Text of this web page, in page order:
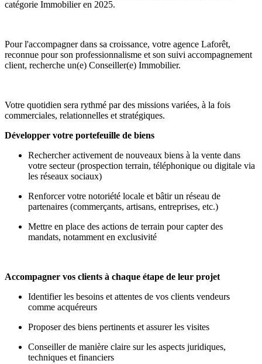
catégorie Immobilier en 2025.
Pour l'accompagner dans sa croissance, votre agence Laforêt,
reconnue pour son professionnalisme et son suivi accompagnement
client, recherche un(e) Conseiller(e) Immobilier.
Votre quotidien sera rythmé par des missions variées, à la fois
commerciales, relationnelles et stratégiques.
Développer votre portefeuille de biens
Rechercher activement de nouveaux biens à la vente dans
votre secteur (prospection terrain, téléphonique ou digitale via
les réseaux sociaux)
Renforcer votre notoriété locale et bâtir un réseau de
partenaires (commerçants, artisans, entreprises, etc.)
Mettre en place des actions de terrain pour capter des
mandats, notamment en exclusivité
Accompagner vos clients à chaque étape de leur projet
Identifier les besoins et attentes de vos clients vendeurs
comme acquéreurs
Proposer des biens pertinents et assurer les visites
Conseiller de manière claire sur les aspects juridiques,
techniques et financiers